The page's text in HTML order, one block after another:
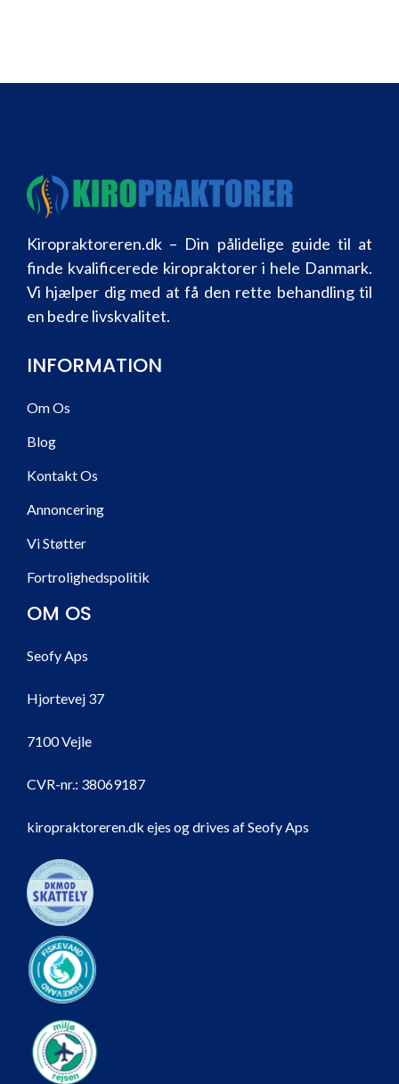
Kiropraktoreren.dk – Din pålidelige guide til at
finde kvalificerede kiropraktorer i hele Danmark.
Vi hjælper dig med at få den rette behandling til
en bedre livskvalitet.
INFORMATION
Om Os
Blog
Kontakt Os
Annoncering
Vi Støtter
Fortrolighedspolitik
OM OS
Seofy Aps
Hjortevej 37
7100 Vejle
CVR-nr.: 38069187
kiropraktoreren.dk ejes og drives af Seofy Aps